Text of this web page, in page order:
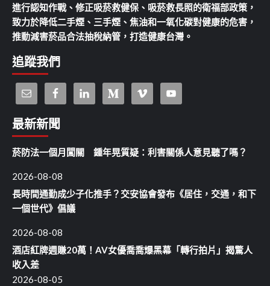
進行認知作戰、修正吸菸救健保、吸菸救長照的衛福部政策，
致力於降低二手煙、三手煙、焦油和一氧化碳對健康的危害，
推動減害菸品合法抽稅納管，打造健康台灣。
追蹤我們
最新新聞
菸防法一個月闖關 鍾年晃質疑：利害關係人意見聽了嗎？
2026-08-08
長時間通勤成少子化推手？交安協會發布《居住，交通，和下
一個世代》倡議
2026-08-08
酒店紅牌週賺20萬！AV女優喬喬爆黑幕「轉行拍片」揭驚人
收入差
2026-08-05